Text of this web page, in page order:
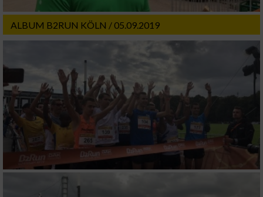
ALBUM B2RUN KÖLN / 05.09.2019
Speichern von oder Zugriff auf Informationen
auf einem Endgerät
Verwendung reduzierter Daten zur Auswahl
Erstellung von Profilen für personalisierte
Werbung
Verwendung von Profilen zur Auswahl
personalisierter Werbung
Erstellung von Profilen zur Personalisierung
Verwendung von Profilen zur Auswahl